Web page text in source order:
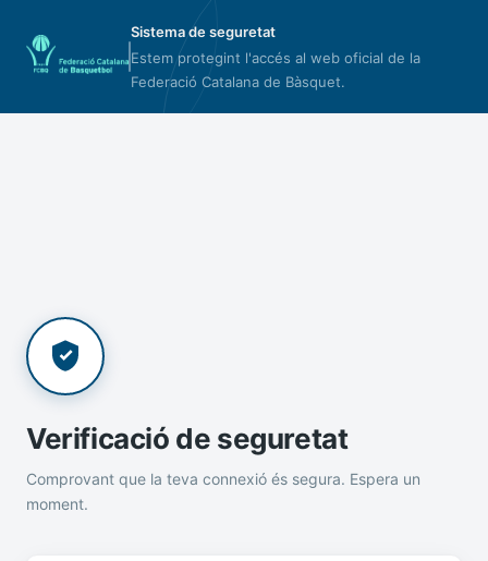
Sistema de seguretat
Estem protegint l'accés al web oficial de la
Federació Catalana de Bàsquet.
Verificació de seguretat
Comprovant que la teva connexió és segura. Espera un
moment.